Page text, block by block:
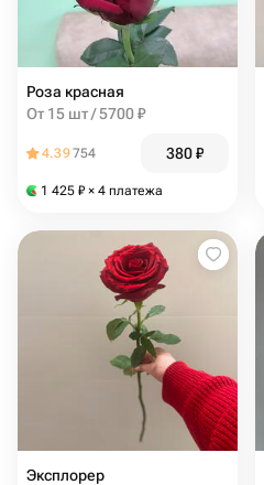
Роза красная
От 15 шт / 5700 ₽
4.39754 380₽
1 425 ₽ × 4 платежа
Эксплорер